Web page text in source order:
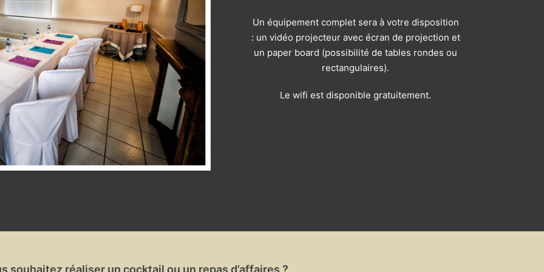
Un équipement complet sera à votre disposition
: un vidéo projecteur avec écran de projection et
un paper board (possibilité de tables rondes ou
rectangulaires).
Le wifi est disponible gratuitement.
souhaitez réaliser un cocktail ou un repas d’affaires ?